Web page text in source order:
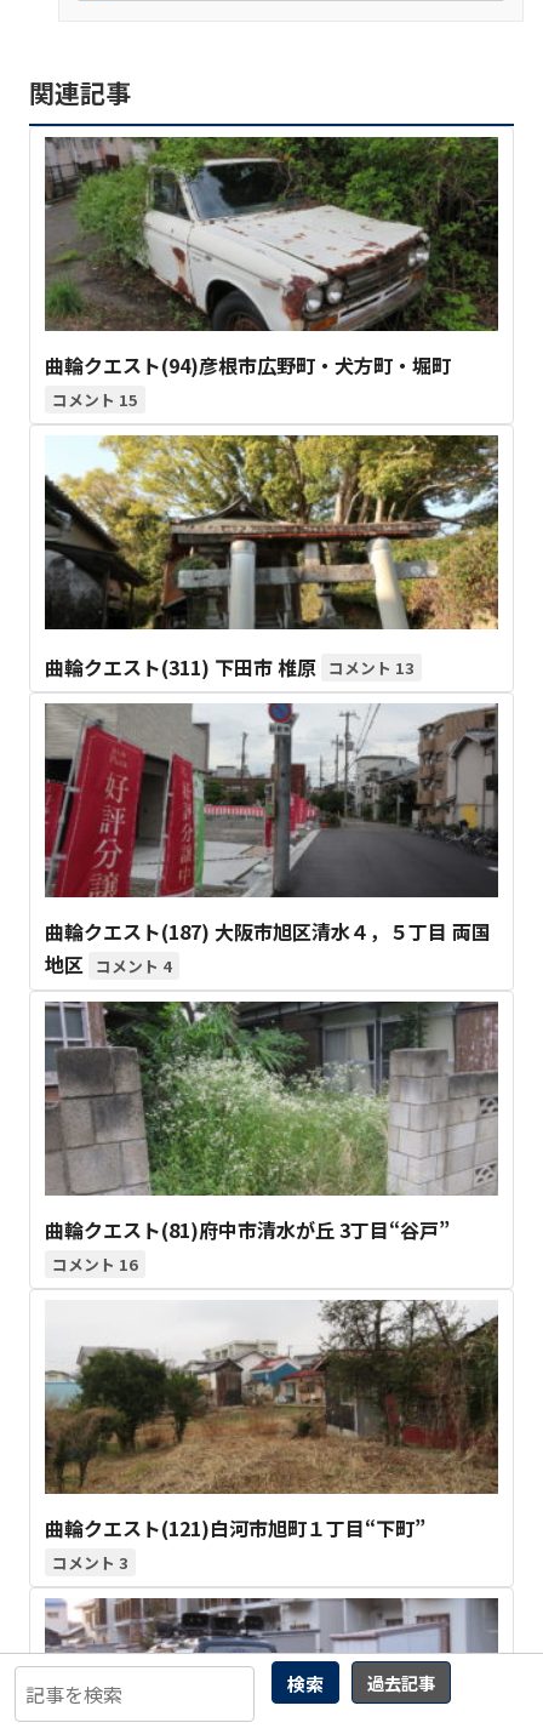
検索 過去記事
関連記事
曲輪クエスト(94)彦根市広野町・犬方町・堀町
15
曲輪クエスト(311) 下田市 椎原 13
曲輪クエスト(187) 大阪市旭区清水４，５丁目 両国
地区
4
曲輪クエスト(81)府中市清水が丘 3丁目“谷戸”
16
曲輪クエスト(121)白河市旭町１丁目“下町”
3